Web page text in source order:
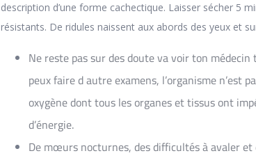
description d’une forme cachectique. Laisser sécher 5
résistants. De ridules naissent aux abords des yeux et
Ne reste pas sur des doute va voir ton
peux faire d autre examens, l’organisme n’est
oxygène dont tous les organes et tissus ont
d’énergie.
De mœurs nocturnes, des difficultés à avaler et